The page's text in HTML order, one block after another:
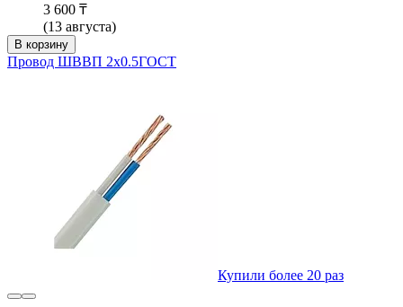
3 600 ₸
(13 августа)
В корзину
Провод ШВВП 2х0.5ГОСТ
Купили более 20 раз